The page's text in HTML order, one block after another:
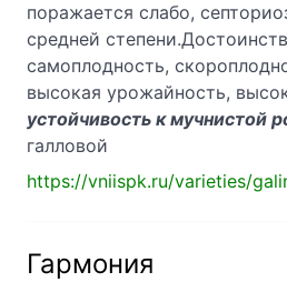
поражается слабо,
средней
самоплодность,
высокая урожайность,
устойчивость к мучнистой
галловой
https://vniispk.ru/varieties/
Гармония